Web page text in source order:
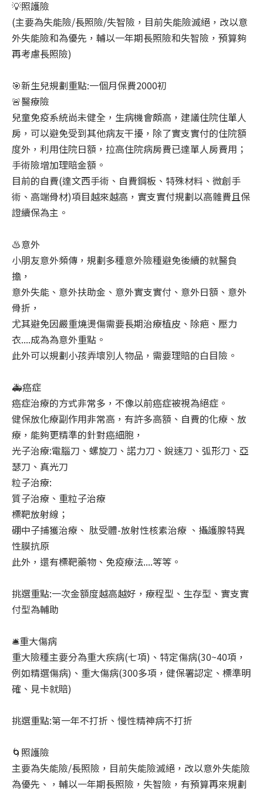
💡照護險
(主要為失能險/長照險/失智險，目前失能險滅絕，改以意
外失能險和為優先，輔以一年期長照險和失智險，預算夠
再考慮長照險)
🎯新生兒規劃重點:一個月保費2000初
🚨醫療險
兒童免疫系統尚未健全，生病機會頗高，建議住院住單人
房，可以避免受到其他病友干擾，除了實支實付的住院額
度外，利用住院日額，拉高住院病房費已達單人房費用；
手術險增加理賠金額。
目前的自費(達文西手術、自費鋼板、特殊材料、微創手
術、高端骨材)項目越來越高，實支實付規劃以高雜費且保
證續保為主。
♨️意外
小朋友意外頻傳，規劃多種意外險種避免後續的就醫負
擔，
意外失能、意外扶助金、意外實支實付、意外日額、意外
骨折，
尤其避免因嚴重燒燙傷需要長期治療植皮、除疤、壓力
衣....成為為意外重點。
此外可以規劃小孩弄壞別人物品，需要理賠的白目險。
🚑癌症
癌症治療的方式非常多，不像以前癌症被視為絕症。
健保放化療副作用非常高，有許多高額、自費的化療、放
療，能夠更精準的針對癌細胞，
光子治療:電腦刀、螺旋刀、諾力刀、銳速刀、弧形刀、亞
瑟刀、真光刀
粒子治療:
質子治療、重粒子治療
標靶放射線；
硼中子捕獲治療、 肽受體-放射性核素治療 、攝護腺特異
性膜抗原
此外，還有標靶藥物、免疫療法....等等。
挑選重點:一次金額度越高越好，療程型、生存型、實支實
付型為輔助
🛎️重大傷病
重大險種主要分為重大疾病(七項)、特定傷病(30~40項，
例如精選傷病)、重大傷病(300多項，健保署認定、標準明
確、見卡就賠)
挑選重點:第一年不打折、慢性精神病不打折
🌀 照護險
主要為失能險/長照險，目前失能險滅絕，改以意外失能險
為優先、，輔以一年期長照險，失智險，有預算再來規劃